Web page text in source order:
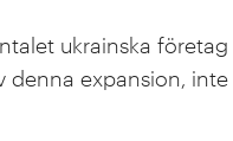
ukrainska
expansion,